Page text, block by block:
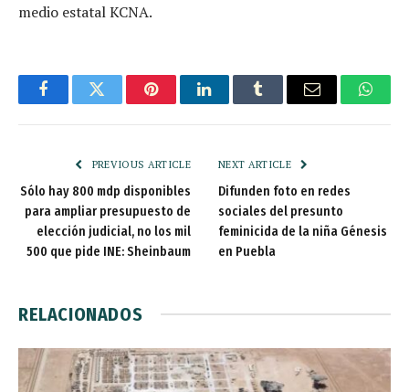
medio estatal KCNA.
FacebookTwitter PinterestLinkedInTumblr Email
PREVIOUS ARTICLE
Sólo hay 800 mdp disponibles
para ampliar presupuesto de
elección judicial, no los mil
500 que pide INE: Sheinbaum
NEXT ARTICLE
Difunden foto en redes
sociales del presunto
feminicida de la niña Génesis
en Puebla
RELACIONADOS